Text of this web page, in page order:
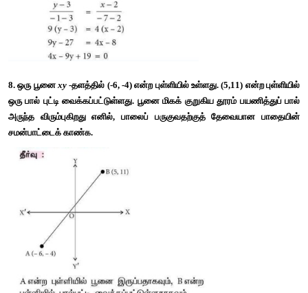
7. கொடுக்கப்பட்ட இரு புள்ளிகள் வழிச் செல்லும்
மற்றும் (-1/2, -2)
மற்றும்